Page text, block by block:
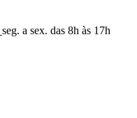
seg. a sex. das 8h às 17h